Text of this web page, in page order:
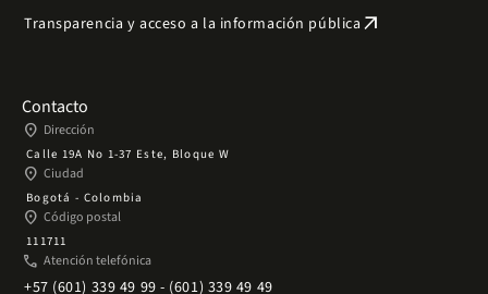
Transparencia y acceso a la información pública arrow_outward
Contacto
place Dirección
Calle 19A No 1-37 Este, Bloque W
place Ciudad
Bogotá - Colombia
place Código postal
111711
phone Atención telefónica
+57 (601) 339 49 99 - (601) 339 49 49